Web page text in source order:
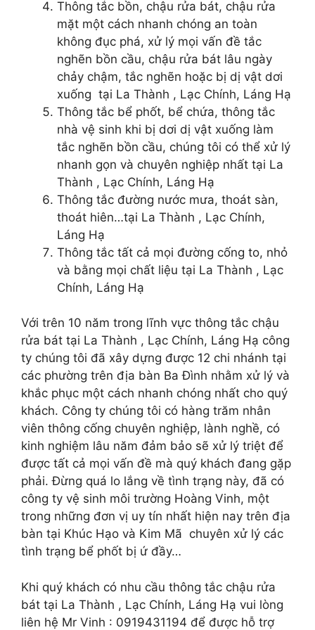
Thông tắc bồn, chậu rửa bát, chậu rửa
mặt một cách nhanh chóng an toàn
không đục phá, xử lý mọi vấn đề tắc
nghẽn bồn cầu, chậu rửa bát lâu ngày
chảy chậm, tắc nghẽn hoặc bị dị vật dơi
xuống tại La Thành , Lạc Chính, Láng Hạ
Thông tắc bể phốt, bể chứa, thông tắc
nhà vệ sinh khi bị dơi dị vật xuống làm
tắc nghẽn bồn cầu, chúng tôi có thể xử lý
nhanh gọn và chuyên nghiệp nhất tại La
Thành , Lạc Chính, Láng Hạ
Thông tắc đường nước mưa, thoát sàn,
thoát hiên…tại La Thành , Lạc Chính,
Láng Hạ
Thông tắc tất cả mọi đường cống to, nhỏ
và bằng mọi chất liệu tại La Thành , Lạc
Chính, Láng Hạ
Với trên 10 năm trong lĩnh vực thông tắc chậu
rửa bát tại La Thành , Lạc Chính, Láng Hạ công
ty chúng tôi đã xây dựng được 12 chi nhánh tại
các phường trên địa bàn Ba Đình nhằm xử lý và
khắc phục một cách nhanh chóng nhất cho quý
khách. Công ty chúng tôi có hàng trăm nhân
viên thông cống chuyên nghiệp, lành nghề, có
kinh nghiệm lâu năm đảm bảo sẽ xử lý triệt để
được tất cả mọi vấn đề mà quý khách đang gặp
phải. Đừng quá lo lắng về tình trạng này, đã có
công ty vệ sinh môi trường Hoàng Vinh, một
trong những đơn vị uy tín nhất hiện nay trên địa
bàn tại Khúc Hạo và Kim Mã chuyên xử lý các
tình trạng bể phốt bị ứ đầy…
Khi quý khách có nhu cầu thông tắc chậu rửa
bát tại La Thành , Lạc Chính, Láng Hạ vui lòng
liên hệ Mr Vinh : 0919431194 để được hỗ trợ